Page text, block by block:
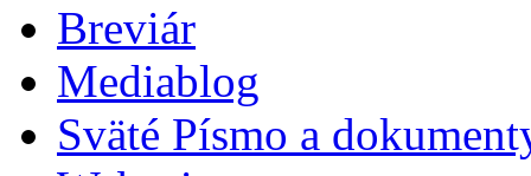
Breviár
Mediablog
Sväté Písmo a